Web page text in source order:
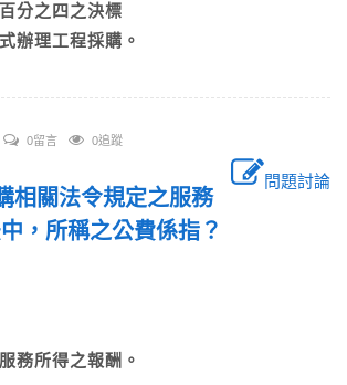
分之四之決標
辦理工程採購。
0留言 0追蹤
問題討論
相關法令規定之服務
，所稱之公費係指？
務所得之報酬。